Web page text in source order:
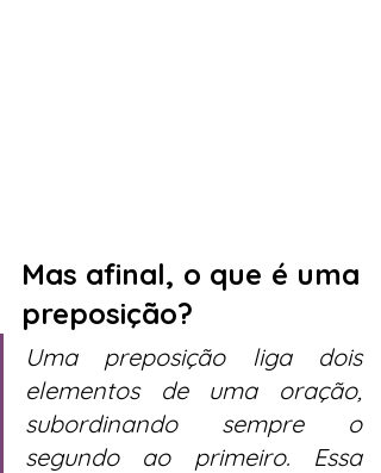
Mas afinal, o que é uma
preposição?
Uma preposição liga dois
elementos de uma oração,
subordinando sempre o
segundo ao primeiro. Essa